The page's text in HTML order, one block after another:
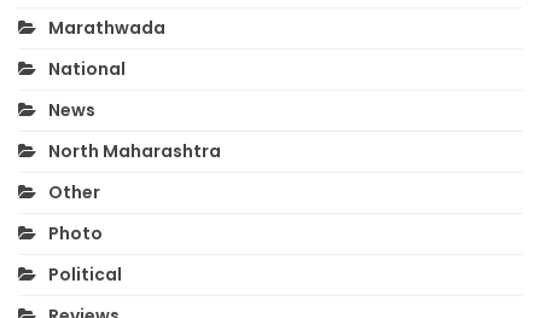
Marathwada
National
News
North Maharashtra
Other
Photo
Political